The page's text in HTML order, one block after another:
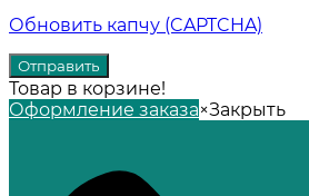
Обновить капчу (CAPTCHA)
Товар в корзине!
Оформление заказа×Закрыть